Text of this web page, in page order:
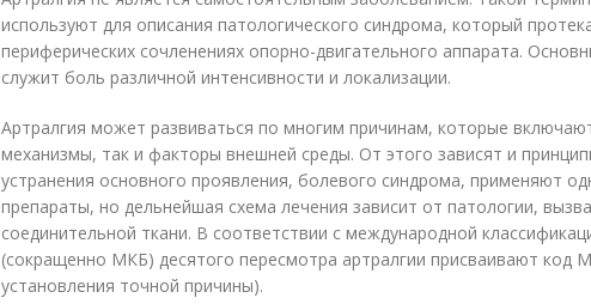
используют для описания патологического синдрома, который
периферических сочленениях опорно-двигательного аппарата.
служит боль различной интенсивности и локализации.
Артралгия может развиваться по многим причинам, которые
механизмы, так и факторы внешней среды. От этого зависят и
устранения основного проявления, болевого синдрома, применяют
препараты, но дельнейшая схема лечения зависит от патологии,
соединительной ткани. В соответствии с международной
(сокращенно МКБ) десятого пересмотра артралгии присваивают код
установления точной причины).